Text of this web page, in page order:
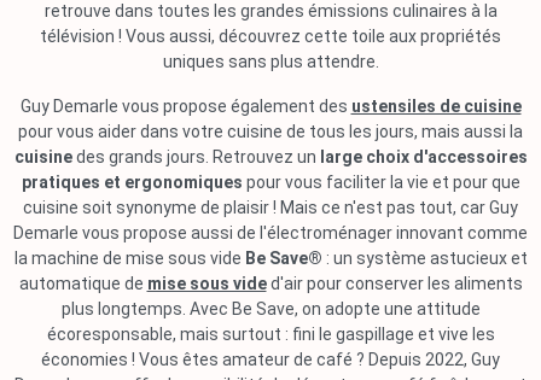
retrouve dans toutes les grandes émissions culinaires à la
télévision ! Vous aussi, découvrez cette toile aux propriétés
uniques sans plus attendre.
Guy Demarle vous propose également des ustensiles de cuisine
pour vous aider dans votre cuisine de tous les jours, mais aussi la
cuisinedes grands jours. Retrouvez un large choix d'accessoires
pratiques et ergonomiques pour vous faciliter la vie et pour que
cuisine soit synonyme de plaisir ! Mais ce n'est pas tout, car Guy
Demarle vous propose aussi de l'électroménager innovant comme
la machine de mise sous vide Be Save® : un système astucieux et
automatique de mise sous vided'air pour conserver les aliments
plus longtemps. Avec Be Save, on adopte une attitude
écoresponsable, mais surtout : fini le gaspillage et vive les
économies ! Vous êtes amateur de café ? Depuis 2022, Guy